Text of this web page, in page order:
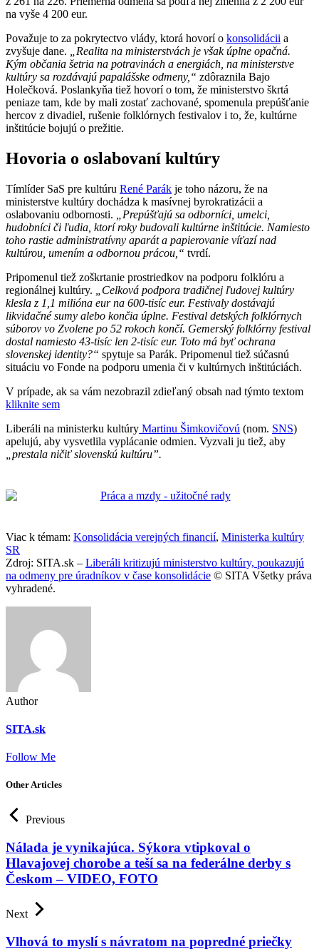
na vyše 4 200 eur.
Považuje to za pokrytectvo vlády, ktorá hovorí o konsolidácii a
zvyšuje dane.
„Realita na ministerstvách je však úplne opačná.
Kým občania šetria na potravinách a energiách, na ministerstve
kultúry sa rozdávajú papalášske odmeny,“ zdôraznila Bajo
Holečková. Poslankyňa tiež hovorí o tom, že ministerstvo škrtá
peniaze tam, kde by mali zostať zachované, spomenula prepúšťanie
hercov z divadiel, rušenie folklórnych festivalov i to, že, kultúrne
inštitúcie bojujú o prežitie.
Hovoria o oslabovaní kultúry
Tímlíder SaS pre kultúru René Parák je toho názoru, že na
ministerstve kultúry dochádza k masívnej byrokratizácii a
oslabovaniu odbornosti.
„Prepúšťajú sa odborníci, umelci,
hudobníci či ľudia, ktorí roky budovali kultúrne inštitúcie. Namiesto
toho rastie administratívny aparát a papierovanie víťazí nad
kultúrou, umením a odbornou prácou,“ tvrdí.
Pripomenul tiež zoškrtanie prostriedkov na podporu folklóru a
regionálnej kultúry.
„Celková podpora tradičnej ľudovej kultúry
klesla z 1,1 milióna eur na 600-tisíc eur. Festivaly dostávajú
likvidačné sumy alebo končia úplne. Festival detských folklórnych
súborov vo Zvolene po 52 rokoch končí. Gemerský folklórny festival
dostal namiesto 43-tisíc len 2-tisíc eur. Toto má byť ochrana
slovenskej identity?“ spytuje sa Parák. Pripomenul tiež súčasnú
situáciu vo Fonde na podporu umenia či v kultúrnych inštitúciách.
V prípade, ak sa vám nezobrazil zdieľaný obsah nad týmto textom
kliknite sem
Liberáli na ministerku kultúry Martinu Šimkovičovú (nom. SNS)
apelujú, aby vysvetlila vyplácanie odmien. Vyzvali ju tiež, aby
„prestala ničiť slovenskú kultúru”.
Viac k témam: Konsolidácia verejných financií, Ministerka kultúry
SR
Zdroj: SITA.sk – Liberáli kritizujú ministerstvo kultúry, poukazujú
na odmeny pre úradníkov v čase konsolidácie © SITA Všetky práva
vyhradené.
Author
SITA.sk
Follow Me
Other Articles
Previous
Nálada je vynikajúca. Sýkora vtipkoval o
Hlavajovej chorobe a teší sa na federálne derby s
Českom – VIDEO, FOTO
Next
Vlhová to myslí s návratom na popredné priečky